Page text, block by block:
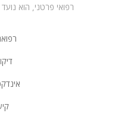
רפואי פרטני, הוא